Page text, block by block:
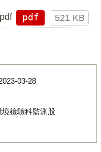
pdf 521 KB
03-28
境檢驗科監測股